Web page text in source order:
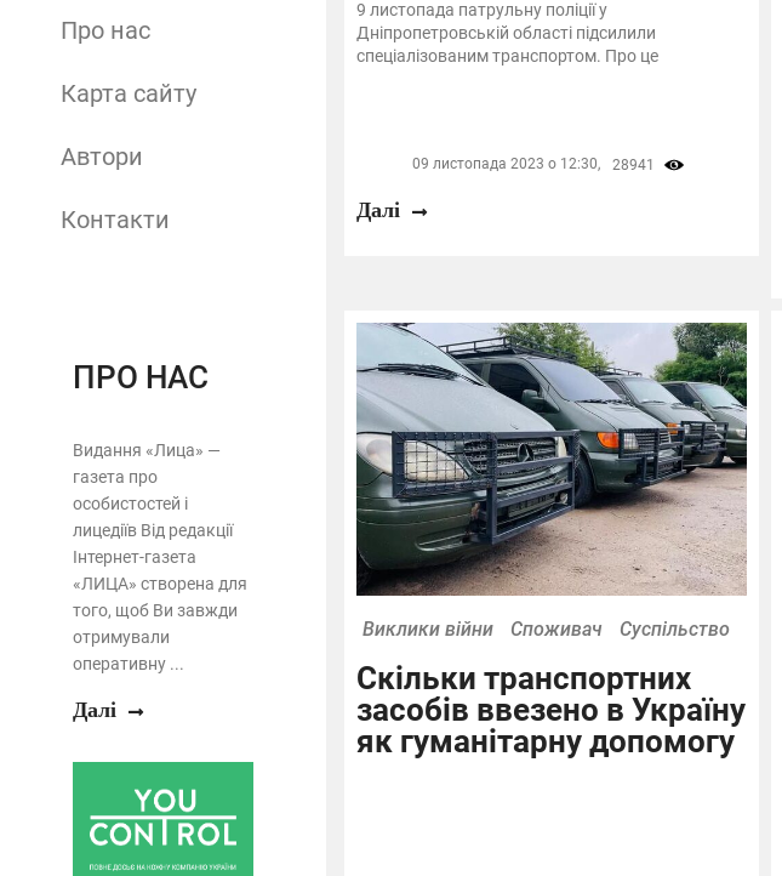
Про нас
Карта сайту
Автори
Контакти
ПРО НАС
Видання «Лица» —
газета про
особистостей і
лицедіїв Від редакції
Інтернет-газета
«ЛИЦА» створена для
того, щоб Ви завжди
отримували
оперативну ...
Далі
9 листопада патрульну поліції у
Дніпропетровській області підсилили
спеціалізованим транспортом. Про це
09 листопада 2023 о 12:30, 28941
Далі
Виклики війни Споживач Суспільство
Скільки транспортних
засобів ввезено в Україну
як гуманітарну допомогу